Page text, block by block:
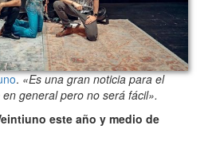
.«Es una gran noticia para el
general pero no será fácil».
este año y medio de